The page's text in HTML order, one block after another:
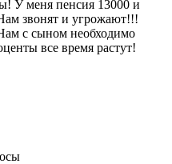
У меня пенсия 13000 и
звонят и угрожают!!!
с сыном необходимо
все время растут!